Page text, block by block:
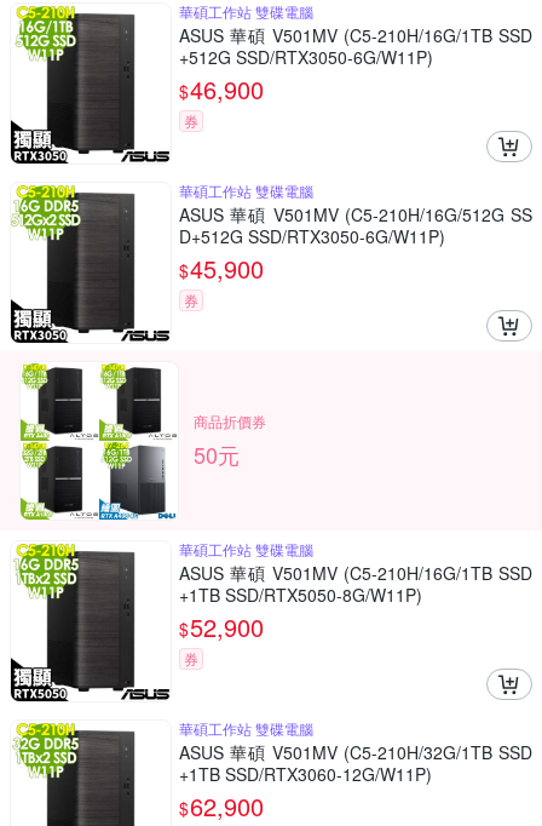
華碩工作站 雙碟電腦
ASUS 華碩 V501MV (C5-210H/16G/1TB SSD
+512G SSD/RTX3050-6G/W11P)
$46,900
券
華碩工作站 雙碟電腦
ASUS 華碩 V501MV (C5-210H/16G/512G SS
D+512G SSD/RTX3050-6G/W11P)
$45,900
券
商品折價券
50元
華碩工作站 雙碟電腦
ASUS 華碩 V501MV (C5-210H/16G/1TB SSD
+1TB SSD/RTX5050-8G/W11P)
$52,900
券
華碩工作站 雙碟電腦
ASUS 華碩 V501MV (C5-210H/32G/1TB SSD
+1TB SSD/RTX3060-12G/W11P)
$62,900